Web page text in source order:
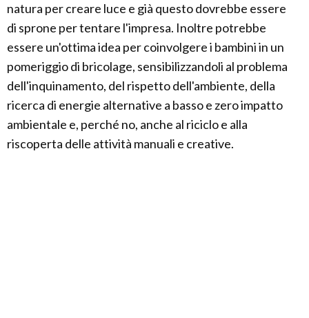
natura per creare luce e già questo dovrebbe essere
di sprone per tentare l'impresa. Inoltre potrebbe
essere un'ottima idea per coinvolgere i bambini in un
pomeriggio di bricolage, sensibilizzandoli al problema
dell'inquinamento, del rispetto dell'ambiente, della
ricerca di energie alternative a basso e zero impatto
ambientale e, perché no, anche al riciclo e alla
riscoperta delle attività manuali e creative.